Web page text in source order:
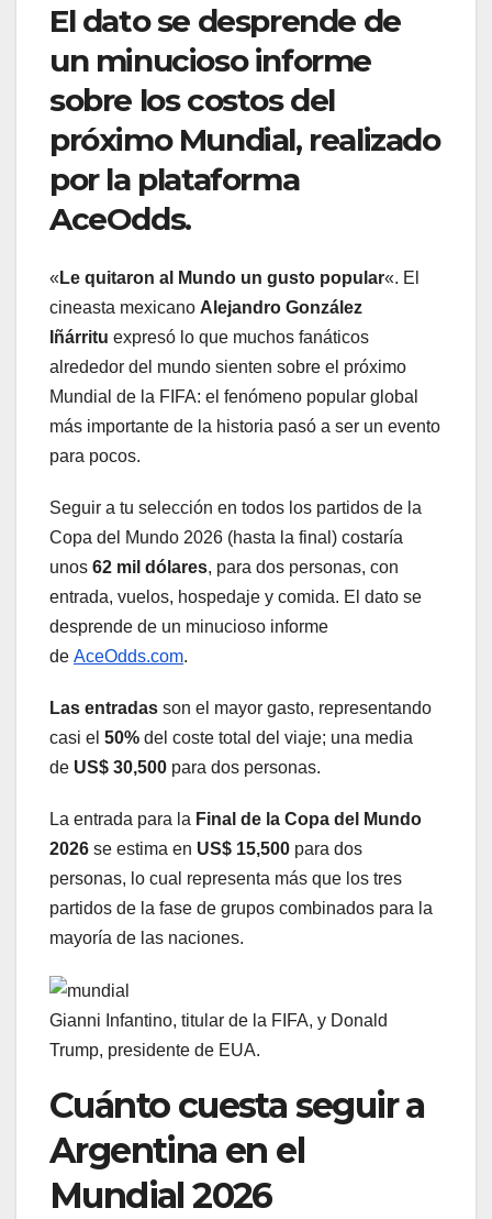
El dato se desprende de
un minucioso informe
sobre los costos del
próximo Mundial, realizado
por la plataforma
AceOdds.
« Le quitaron al Mundo un gusto popular«. El
cineasta mexicano Alejandro González
Iñárritu expresó lo que muchos fanáticos
alrededor del mundo sienten sobre el próximo
Mundial de la FIFA: el fenómeno popular global
más importante de la historia pasó a ser un evento
para pocos.
Seguir a tu selección en todos los partidos de la
Copa del Mundo 2026 (hasta la final) costaría
unos 62 mil dólares, para dos personas, con
entrada, vuelos, hospedaje y comida. El dato se
desprende de un minucioso informe
de AceOdds.com.
Las entradas son el mayor gasto, representando
casi el 50% del coste total del viaje; una media
de US$ 30,500 para dos personas.
La entrada para la Final de la Copa del Mundo
2026 se estima en US$ 15,500 para dos
personas, lo cual representa más que los tres
partidos de la fase de grupos combinados para la
mayoría de las naciones.
Gianni Infantino, titular de la FIFA, y Donald
Trump, presidente de EUA.
Cuánto cuesta seguir a
Argentina en el
Mundial 2026